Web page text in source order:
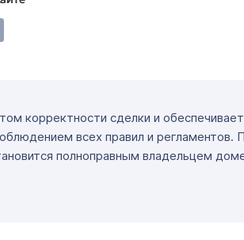
корректности сделки и
всех правил и регламентов.
полноправным владельцем